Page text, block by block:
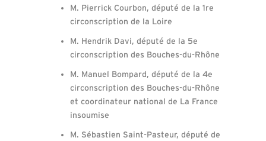
M. Pierrick Courbon, député de la 1re
circonscription de la Loire
M. Hendrik Davi, député de la 5e
circonscription des Bouches-du-Rhône
M. Manuel Bompard, député de la 4e
circonscription des Bouches-du-Rhône
et coordinateur national de La France
insoumise
M. Sébastien Saint-Pasteur, député de